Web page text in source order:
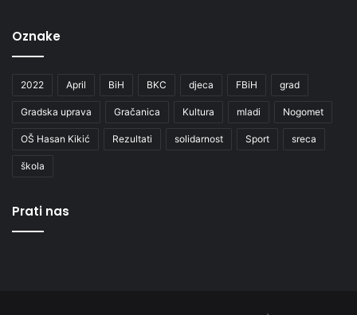
Oznake
2022 April BiH BKC djeca FBiH grad
Gradska uprava Gračanica Kultura mladi Nogomet
OŠ Hasan Kikić Rezultati solidarnost Sport sreca
škola
Prati nas